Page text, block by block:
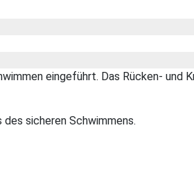
eingeführt. Das Rücken-
sicheren Schwimmens.